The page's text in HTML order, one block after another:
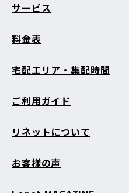
サービス
料金表
宅配エリア・集配時間
ご利用ガイド
リネットについて
お客様の声